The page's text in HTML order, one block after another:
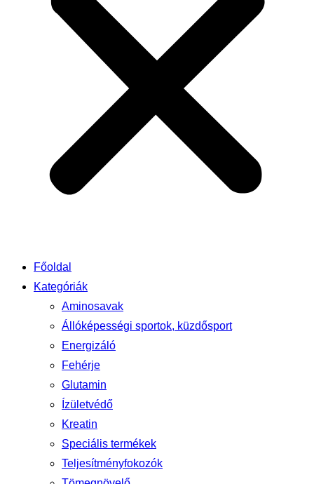
Főoldal
Kategóriák
Aminosavak
Állóképességi sportok, küzdősport
Energizáló
Fehérje
Glutamin
Ízületvédő
Kreatin
Speciális termékek
Teljesítményfokozók